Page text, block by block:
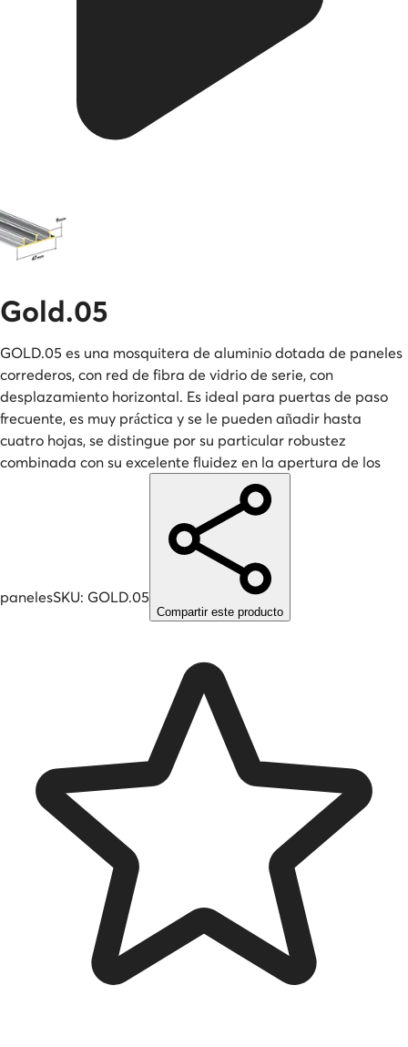
Gold.05
GOLD.05 es una mosquitera de aluminio dotada de paneles
correderos, con red de fibra de vidrio de serie, con
desplazamiento horizontal. Es ideal para puertas de paso
frecuente, es muy práctica y se le pueden añadir hasta
cuatro hojas, se distingue por su particular robustez
combinada con su excelente fluidez en la apertura de los
panelesSKU: GOLD.05
Compartir este producto